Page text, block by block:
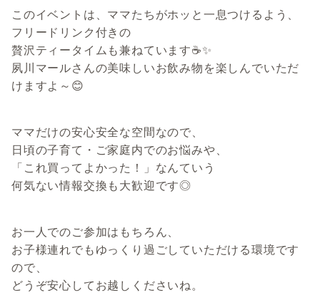
このイベントは、ママたちがホッと一息つけるよう、
フリードリンク付きの
贅沢ティータイムも兼ねています☕️✨
夙川マールさんの美味しいお飲み物を楽しんでいただ
けますよ～😊
ママだけの安心安全な空間なので、
日頃の子育て・ご家庭内でのお悩みや、
「これ買ってよかった！」なんていう
何気ない情報交換も大歓迎です◎
お一人でのご参加はもちろん、
お子様連れでもゆっくり過ごしていただける環境です
ので、
どうぞ安心してお越しくださいね。